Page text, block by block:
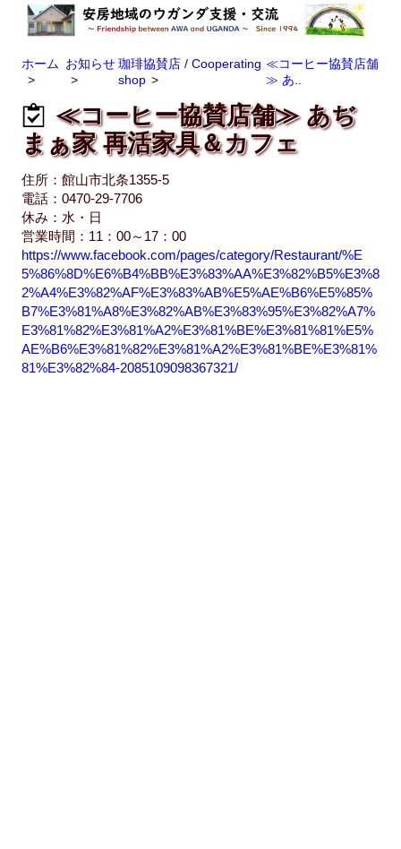
ホーム お知らせ 珈琲協賛店 / Cooperating
shop
≪コーヒー協賛店舗
≫ あ..
≪コーヒー協賛店舗≫ あぢ
まぁ家 再活家具＆カフェ
住所：館山市北条1355-5
電話：0470-29-7706
休み：水・日
営業時間：11：00～17：00
https://www.facebook.com/pages/category/Restaurant/%E
5%86%8D%E6%B4%BB%E3%83%AA%E3%82%B5%E3%8
2%A4%E3%82%AF%E3%83%AB%E5%AE%B6%E5%85%
B7%E3%81%A8%E3%82%AB%E3%83%95%E3%82%A7%
E3%81%82%E3%81%A2%E3%81%BE%E3%81%81%E5%
AE%B6%E3%81%82%E3%81%A2%E3%81%BE%E3%81%
81%E3%82%84-2085109098367321/